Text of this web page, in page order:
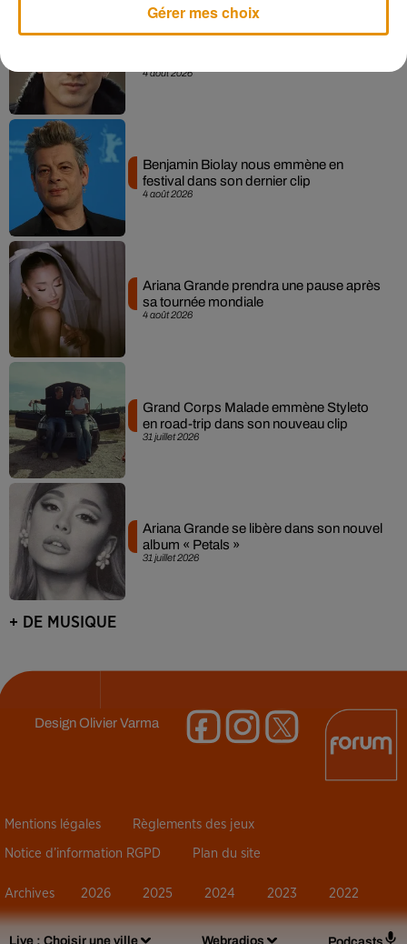
Live : Choisir une ville Webradios
4 août 2026
4 août 2026
Benjamin Biolay nous emmène en
festival dans son dernier clip
4 août 2026
Ariana Grande prendra une pause après
sa tournée mondiale
31 juillet 2026
Grand Corps Malade emmène Styleto
en road-trip dans son nouveau clip
31 juillet 2026
Ariana Grande se libère dans son nouvel
album « Petals »
+ DE MUSIQUE
DesignOlivier Varma
Mentions légales Règlements des jeux
Notice d’information RGPD Plan du site
Archives 2026 2025 2024 2023 2022
Gérer mes choix